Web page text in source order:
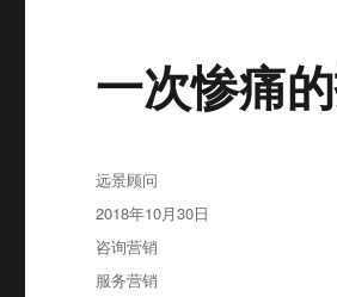
一次惨痛
作
者
远景顾问
发
布
于
2018年10月30日
分
类
咨询营销
标
服务营销